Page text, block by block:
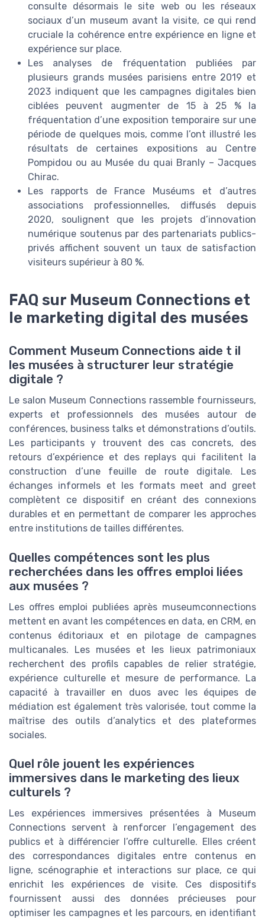
consulte désormais le site web ou les réseaux
sociaux d’un museum avant la visite, ce qui rend
cruciale la cohérence entre expérience en ligne et
expérience sur place.
Les analyses de fréquentation publiées par
plusieurs grands musées parisiens entre 2019 et
2023 indiquent que les campagnes digitales bien
ciblées peuvent augmenter de 15 à 25 % la
fréquentation d’une exposition temporaire sur une
période de quelques mois, comme l’ont illustré les
résultats de certaines expositions au Centre
Pompidou ou au Musée du quai Branly – Jacques
Chirac.
Les rapports de France Muséums et d’autres
associations professionnelles, diffusés depuis
2020, soulignent que les projets d’innovation
numérique soutenus par des partenariats publics-
privés affichent souvent un taux de satisfaction
visiteurs supérieur à 80 %.
FAQ sur Museum Connections et
le marketing digital des musées
Comment Museum Connections aide t il
les musées à structurer leur stratégie
digitale ?
Le salon Museum Connections rassemble fournisseurs,
experts et professionnels des musées autour de
conférences, business talks et démonstrations d’outils.
Les participants y trouvent des cas concrets, des
retours d’expérience et des replays qui facilitent la
construction d’une feuille de route digitale. Les
échanges informels et les formats meet and greet
complètent ce dispositif en créant des connexions
durables et en permettant de comparer les approches
entre institutions de tailles différentes.
Quelles compétences sont les plus
recherchées dans les offres emploi liées
aux musées ?
Les offres emploi publiées après museumconnections
mettent en avant les compétences en data, en CRM, en
contenus éditoriaux et en pilotage de campagnes
multicanales. Les musées et les lieux patrimoniaux
recherchent des profils capables de relier stratégie,
expérience culturelle et mesure de performance. La
capacité à travailler en duos avec les équipes de
médiation est également très valorisée, tout comme la
maîtrise des outils d’analytics et des plateformes
sociales.
Quel rôle jouent les expériences
immersives dans le marketing des lieux
culturels ?
Les expériences immersives présentées à Museum
Connections servent à renforcer l’engagement des
publics et à différencier l’offre culturelle. Elles créent
des correspondances digitales entre contenus en
ligne, scénographie et interactions sur place, ce qui
enrichit les expériences de visite. Ces dispositifs
fournissent aussi des données précieuses pour
optimiser les campagnes et les parcours, en identifiant